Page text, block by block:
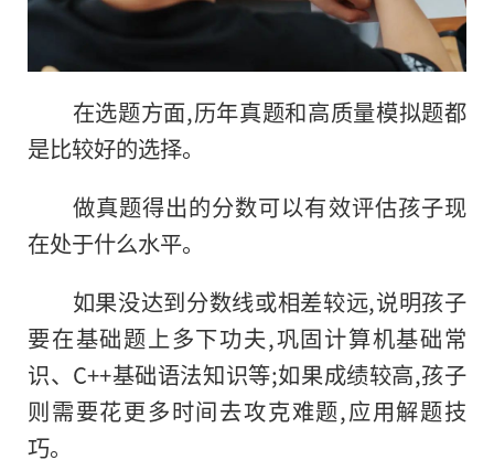
在选题方面,历年真题和高质量模拟题都
是比较好的选择。
做真题得出的分数可以有效评估孩子现
在处于什么水平。
如果没达到分数线或相差较远,说明孩子
要在基础题上多下功夫,巩固计算机基础常
识、C++基础语法知识等;如果成绩较高,孩子
则需要花更多时间去攻克难题,应用解题技
巧。